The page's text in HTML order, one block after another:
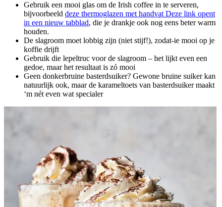
Gebruik een mooi glas om de Irish coffee in te serveren,
bijvoorbeeld deze thermoglazen met handvat Deze link opent
in een nieuw tabblad, die je drankje ook nog eens beter warm
houden.
De slagroom moet lobbig zijn (niet stijf!), zodat-ie mooi op je
koffie drijft
Gebruik die lepeltruc voor de slagroom – het lijkt even een
gedoe, maar het resultaat is zó mooi
Geen donkerbruine basterdsuiker? Gewone bruine suiker kan
natuurlijk ook, maar de karameltoets van basterdsuiker maakt
‘m nét even wat specialer